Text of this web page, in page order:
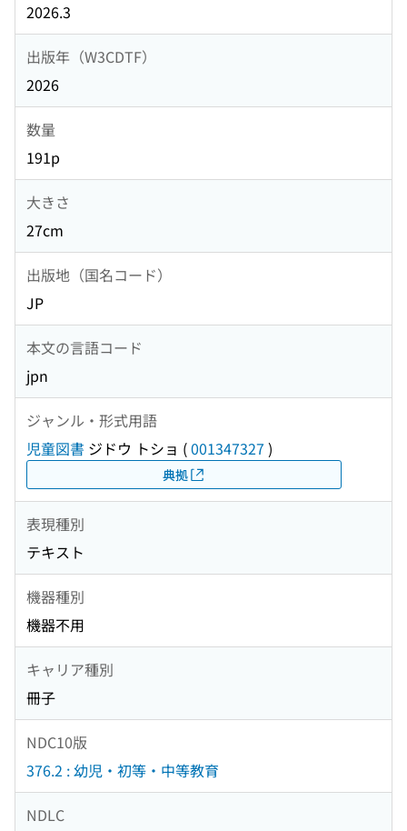
2026.3
出版年（W3CDTF）
2026
数量
191p
大きさ
27cm
出版地（国名コード）
JP
本文の言語コード
jpn
ジャンル・形式用語
児童図書 ジドウ トショ (001347327 )
典拠
表現種別
テキスト
機器種別
機器不用
キャリア種別
冊子
NDC10版
376.2 : 幼児・初等・中等教育
NDLC